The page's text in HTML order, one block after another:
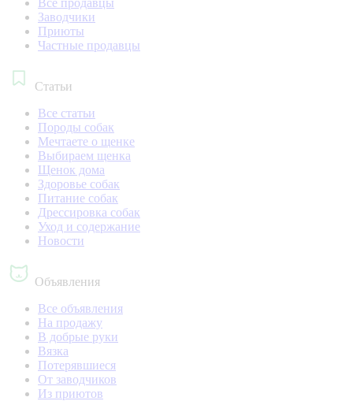
Все продавцы
Заводчики
Приюты
Частные продавцы
Статьи
Все статьи
Породы собак
Мечтаете о щенке
Выбираем щенка
Щенок дома
Здоровье собак
Питание собак
Дрессировка собак
Уход и содержание
Новости
Объявления
Все объявления
На продажу
В добрые руки
Вязка
Потерявшиеся
От заводчиков
Из приютов